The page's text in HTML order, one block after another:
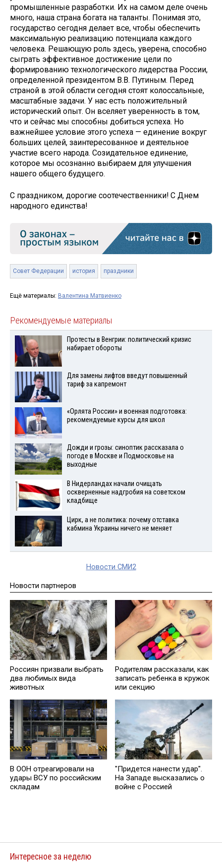
промышленные разработки. Их на самом деле очень
много, наша страна богата на таланты. Понимая это,
государство сегодня делает все, чтобы обеспечить
максимальную реализацию потенциала каждого
человека. Решающую роль здесь, уверена, способно
сыграть эффективное достижение цели по
формированию технологического лидерства России,
определенной президентом В.В. Путиным. Перед
страной в этой области сегодня стоят колоссальные,
масштабные задачи. У нас есть положительный
исторический опыт. Он вселяет уверенность в том,
что и сейчас мы способны добиться успеха. Но
важнейшее условие этого успеха — единение вокруг
больших целей, заинтересованное и деятельное
участие всего народа. Созидательное единение,
которое мы осознанно выбираем для улучшения
нашего общего будущего.
С праздником, дорогие соотечественники! С Днем
народного единства!
Совет Федерации история праздники
Ещё материалы: Валентина Матвиенко
Рекомендуемые материалы
Протесты в Венгрии: политический кризис
набирает обороты
Для замены лифтов введут повышенный
тариф за капремонт
«Орлята России» и военная подготовка:
рекомендуемые курсы для школ
Дожди и грозы: синоптик рассказала о
погоде в Москве и Подмосковье на
выходные
В Нидерландах начали очищать
оскверненные надгробия на советском
кладбище
Цирк, а не политика: почему отставка
кабмина Украины ничего не меняет
Новости СМИ2
Новости партнеров
Россиян призвали выбрать
два любимых вида
животных
Родителям рассказали, как
записать ребенка в кружок
или секцию
В ООН отреагировали на
удары ВСУ по российским
складам
"Придется нанести удар".
На Западе высказались о
войне с Россией
Интересное за неделю